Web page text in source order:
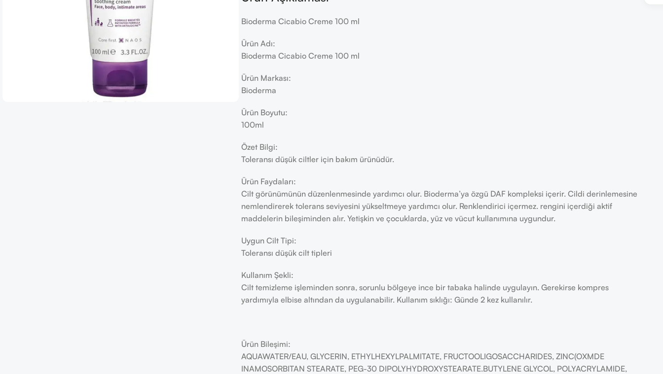
Bioderma Cicabio Creme 100 ml
Ürün Adı:
Bioderma Cicabio Creme 100 ml
Ürün Markası:
Bioderma
Ürün Boyutu:
100ml
Özet Bilgi:
Toleransı düşük ciltler için bakım ürünüdür.
Ürün Faydaları:
Cilt görünümünün düzenlenmesinde yardımcı olur. Bioderma’ya özgü DAF kompleksi içerir. Cildi derinlemesine
nemlendirerek tolerans seviyesini yükseltmeye yardımcı olur. Renklendirici içermez. rengini içerdiği aktif
maddelerin bileşiminden alır. Yetişkin ve çocuklarda, yüz ve vücut kullanımına uygundur.
Uygun Cilt Tipi:
Toleransı düşük cilt tipleri
Kullanım Şekli:
Cilt temizleme işleminden sonra, sorunlu bölgeye ince bir tabaka halinde uygulayın. Gerekirse kompres
yardımıyla elbise altından da uygulanabilir. Kullanım sıklığı: Günde 2 kez kullanılır.
Ürün Bileşimi:
AQUAWATER/EAU, GLYCERIN, ETHYLHEXYLPALMITATE, FRUCTOOLIGOSACCHARIDES, ZINC(OXMDE
INAMOSORBITAN STEARATE, PEG-30 DIPOLYHYDROXYSTEARATE.BUTYLENE GLYCOL, POLYACRYLAMIDE,